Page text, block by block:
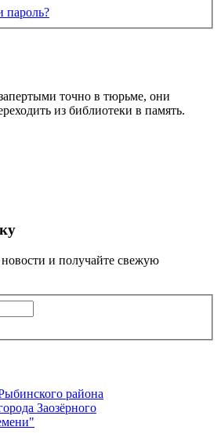
пароль?
точно в тюрьме, они
из библиотеки в память.
и получайте свежую
района
Заозёрного